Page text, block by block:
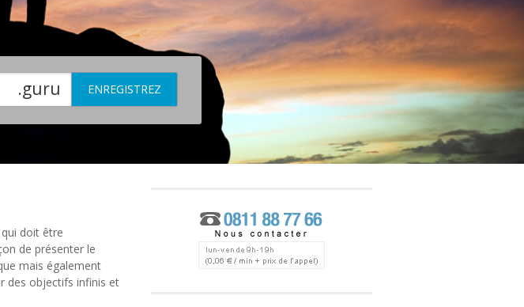
.guru
doit être
de présenter le
mais également
des objectifs infinis et